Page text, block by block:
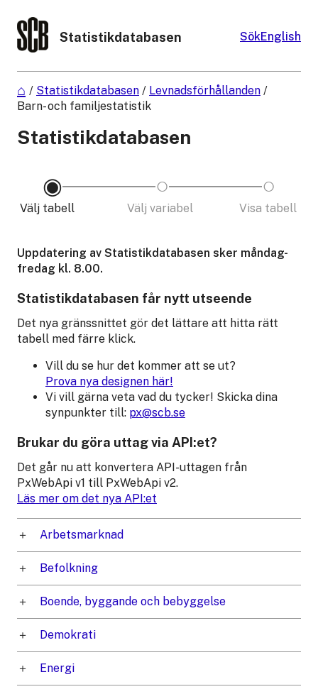
Statistikdatabasen SökEnglish
/ Statistikdatabasen / Levnadsförhållanden /
Barn- och familjestatistik
Statistikdatabasen
Välj tabell Välj variabel Visa tabell
Uppdatering av Statistikdatabasen sker måndag-
fredag kl. 8.00.
Statistikdatabasen får nytt utseende
Det nya gränssnittet gör det lättare att hitta rätt
tabell med färre klick.
Vill du se hur det kommer att se ut?
Prova nya designen här!
Vi vill gärna veta vad du tycker! Skicka dina
synpunkter till: px@scb.se
Brukar du göra uttag via API:et?
Det går nu att konvertera API-uttagen från
PxWebApi v1 till PxWebApi v2.
Läs mer om det nya API:et
Arbetsmarknad
Befolkning
Boende, byggande och bebyggelse
Demokrati
Energi